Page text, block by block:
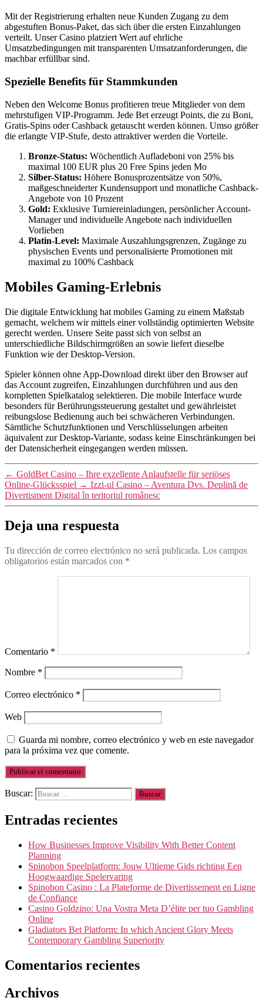
Mit der Registrierung erhalten neue Kunden Zugang zu dem
abgestuften Bonus-Paket, das sich über die ersten Einzahlungen
verteilt. Unser Casino platziert Wert auf ehrliche
Umsatzbedingungen mit transparenten Umsatzanforderungen, die
machbar erfüllbar sind.
Spezielle Benefits für Stammkunden
Neben den Welcome Bonus profitieren treue Mitglieder von dem
mehrstufigen VIP-Programm. Jede Bet erzeugt Points, die zu Boni,
Gratis-Spins oder Cashback getauscht werden können. Umso größer
die erlangte VIP-Stufe, desto attraktiver werden die Vorteile.
Bronze-Status: Wöchentlich Aufladeboni von 25% bis
maximal 100 EUR plus 20 Free Spins jeden Mo
Silber-Status: Höhere Bonusprozentsätze von 50%,
maßgeschneiderter Kundensupport und monatliche Cashback-
Angebote von 10 Prozent
Gold: Exklusive Turniereinladungen, persönlicher Account-
Manager und individuelle Angebote nach individuellen
Vorlieben
Platin-Level: Maximale Auszahlungsgrenzen, Zugänge zu
physischen Events und personalisierte Promotionen mit
maximal zu 100% Cashback
Mobiles Gaming-Erlebnis
Die digitale Entwicklung hat mobiles Gaming zu einem Maßstab
gemacht, welchem wir mittels einer vollständig optimierten Website
gerecht werden. Unsere Seite passt sich von selbst an
unterschiedliche Bildschirmgrößen an sowie liefert dieselbe
Funktion wie der Desktop-Version.
Spieler können ohne App-Download direkt über den Browser auf
das Account zugreifen, Einzahlungen durchführen und aus den
kompletten Spielkatalog selektieren. Die mobile Interface wurde
besonders für Berührungssteuerung gestaltet und gewährleistet
reibungslose Bedienung auch bei schwächeren Verbindungen.
Sämtliche Schutzfunktionen und Verschlüsselungen arbeiten
äquivalent zur Desktop-Variante, sodass keine Einschränkungen bei
der Datensicherheit eingegangen werden müssen.
← GoldBet Casino – Ihre exzellente Anlaufstelle für seriöses
Online-Glücksspiel → Izzi-ul Casino – Aventura Dvs. Deplină de
Divertisment Digital în teritoriul românesc
Deja una respuesta
Tu dirección de correo electrónico no será publicada. Los campos
obligatorios están marcados con *
Comentario *
Nombre *
Correo electrónico *
Web
Guarda mi nombre, correo electrónico y web en este navegador
para la próxima vez que comente.
Buscar:
Entradas recientes
How Businesses Improve Visibility With Better Content
Planning
Spinobon Speelplatform: Jouw Ultieme Gids richting Een
Hoogwaardige Spelervaring
Spinobon Casino : La Plateforme de Divertissement en Ligne
de Confiance
Casino Goldzino: Una Vostra Meta D’élite per tuo Gambling
Online
Gladiators Bet Platform: In which Ancient Glory Meets
Contemporary Gambling Superiority
Comentarios recientes
Archivos